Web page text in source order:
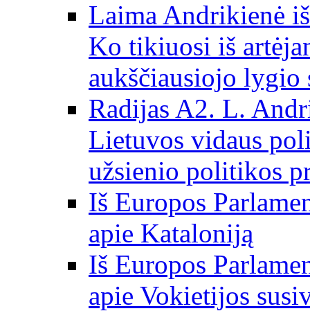
Laima Andrikienė
Ko tikiuosi iš
aukščiausiojo lygio
Radijas A2. L.
Lietuvos vidaus
užsienio politikos
Iš Europos
apie Kataloniją
Iš Europos
apie Vokietijos